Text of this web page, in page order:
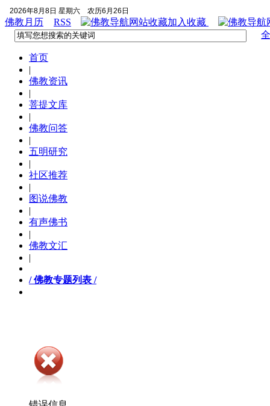
2026年8月8日 星期六 农历6月26日
佛教月历 RSS
加入收藏
首页
|
佛教资讯
|
菩提文库
|
佛教问答
|
五明研究
|
社区推荐
|
图说佛教
|
有声佛书
|
佛教文汇
|
/ 佛教专题列表 /